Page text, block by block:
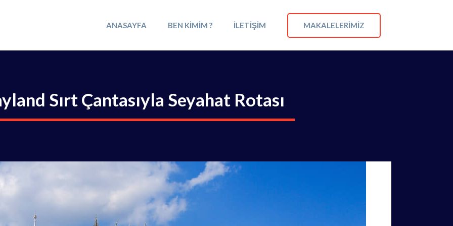
ANASAYFA BEN KIMIM ? İLETIŞIM MAKALELERIMIZ
Sırt Çantasıyla Seyahat Rotası